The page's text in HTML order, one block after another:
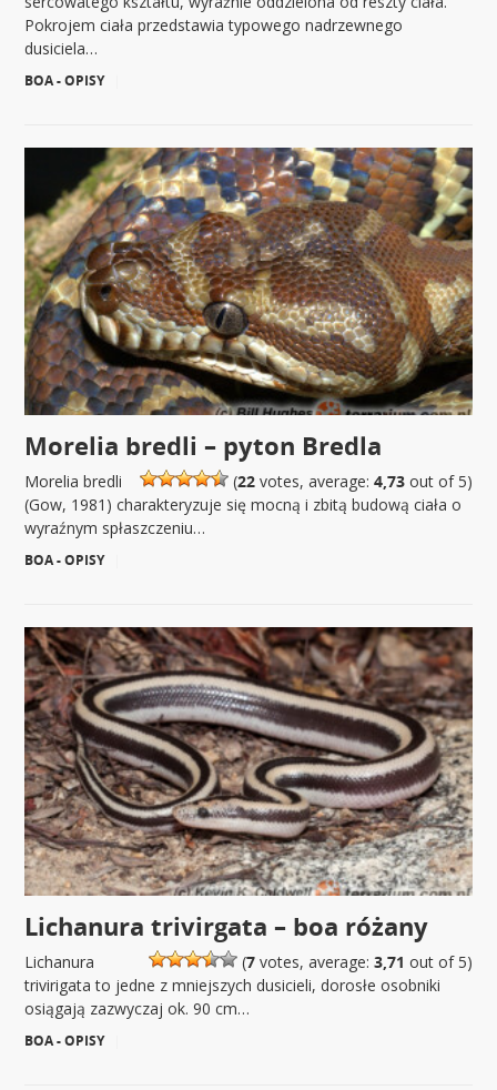
Pokrojem ciała przedstawia typowego nadrzewnego
dusiciela…
BOA - OPISY
Morelia bredli – pyton Bredla
(22votes, average: 4,73out of 5)
Morelia bredli
(Gow, 1981) charakteryzuje się mocną i zbitą budową ciała o
wyraźnym spłaszczeniu…
BOA - OPISY
Lichanura trivirgata – boa różany
(7votes, average: 3,71 out of 5)
Lichanura
trivirigata to jedne z mniejszych dusicieli, dorosłe osobniki
osiągają zazwyczaj ok. 90 cm…
BOA - OPISY